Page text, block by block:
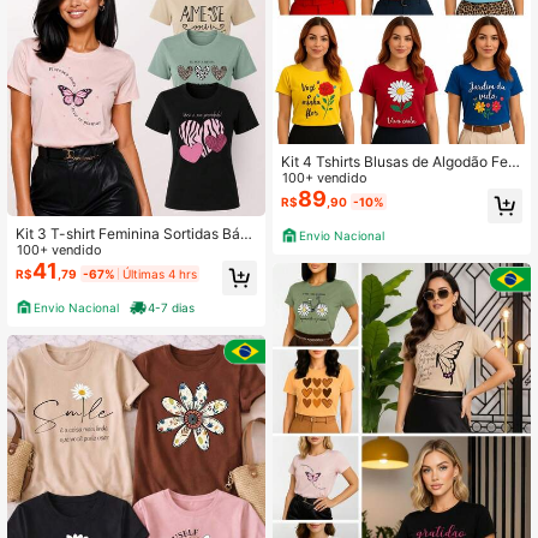
Kit 3 T-shirt Feminina Sortidas Bási
cas Casuais 100% Algodão Premiu
m
100+ vendido
R$41 ,79 -67% Últimas 4 hrs
Envio Nacional 4-7 dias
Kit 4 Tshirts Blusas de Algodão Fem
ininas Baby Look Camiseta Roupa
Femininas de Manga Curta Sortidas
- Camiseta Feminina Gola Redonda
100+ vendido
R$89 ,90 -10%
Envio Nacional